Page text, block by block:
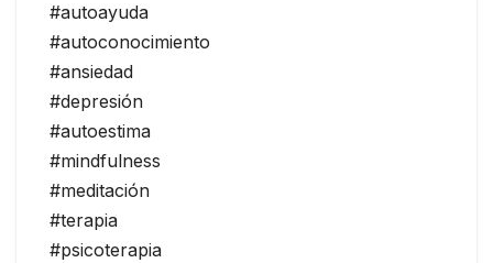
#autoayuda
#autoconocimiento
#ansiedad
#depresión
#autoestima
#mindfulness
#meditación
#terapia
#psicoterapia